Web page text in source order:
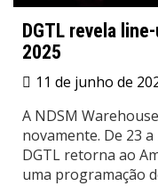
DGTL revela
2025
11 de junho de
A NDSM
novamente. De 23
DGTL retorna ao
uma programação